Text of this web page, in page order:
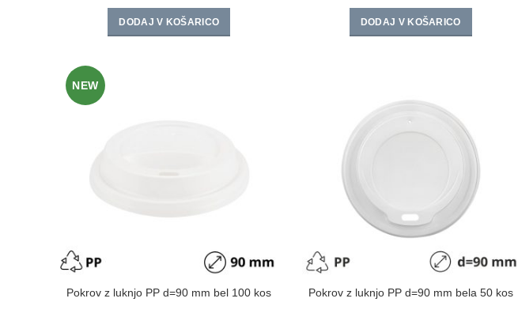
DODAJ V KOŠARICO DODAJ V KOŠARICO
NEW
Pokrov z luknjo PP d=90 mm bel 100 kos Pokrov z luknjo PP d=90 mm bela 50 kos